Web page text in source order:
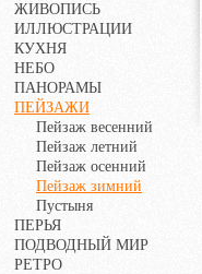
ЖИВОПИСЬ
ИЛЛЮСТРАЦИИ
КУХНЯ
НЕБО
ПАНОРАМЫ
ПЕЙЗАЖИ
Пейзаж весенний
Пейзаж летний
Пейзаж осенний
Пейзаж зимний
Пустыня
ПЕРЬЯ
ПОДВОДНЫЙ МИР
РЕТРО